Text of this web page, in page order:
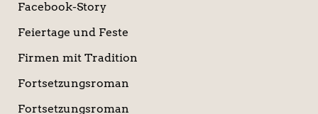
Facebook-Story
Feiertage und Feste
Firmen mit Tradition
Fortsetzungsroman
Fortsetzungsroman